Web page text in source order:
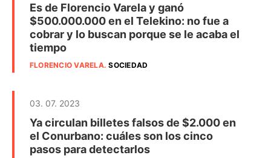
Es de Florencio Varela y ganó
$500.000.000 en el Telekino: no fue a
cobrar y lo buscan porque se le acaba el
tiempo
FLORENCIO VARELA.SOCIEDAD
03. 07. 2023
Ya circulan billetes falsos de $2.000 en
el Conurbano: cuáles son los cinco
pasos para detectarlos